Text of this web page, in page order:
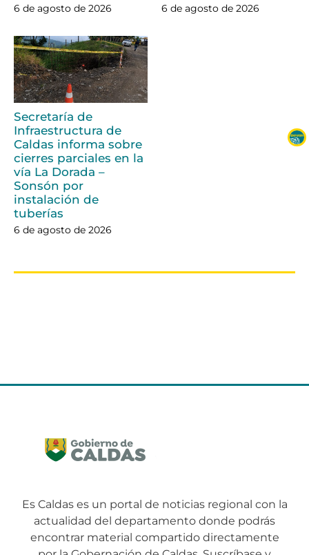
6 de agosto de 2026 6 de agosto de 2026
Secretaría de
Infraestructura de
Caldas informa sobre
cierres parciales en la
vía La Dorada –
Sonsón por
instalación de
tuberías
6 de agosto de 2026
Es Caldas es un portal de noticias regional con la
actualidad del departamento donde podrás
encontrar material compartido directamente